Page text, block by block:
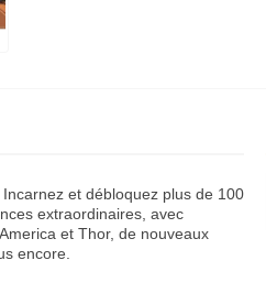
et débloquez plus de 100
extraordinaires, avec
et Thor, de nouveaux
encore.